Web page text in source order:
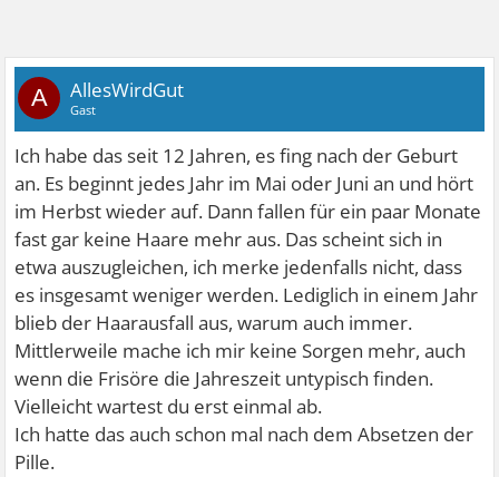
A AllesWirdGut
Gast
Ich habe das seit 12 Jahren, es fing nach der Geburt
an. Es beginnt jedes Jahr im Mai oder Juni an und hört
im Herbst wieder auf. Dann fallen für ein paar Monate
fast gar keine Haare mehr aus. Das scheint sich in
etwa auszugleichen, ich merke jedenfalls nicht, dass
es insgesamt weniger werden. Lediglich in einem Jahr
blieb der Haarausfall aus, warum auch immer.
Mittlerweile mache ich mir keine Sorgen mehr, auch
wenn die Frisöre die Jahreszeit untypisch finden.
Vielleicht wartest du erst einmal ab.
Ich hatte das auch schon mal nach dem Absetzen der
Pille.